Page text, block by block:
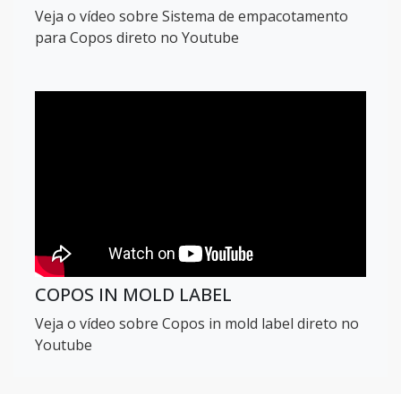
Veja o vídeo sobre Sistema de empacotamento
para Copos direto no Youtube
COPOS IN MOLD LABEL
Veja o vídeo sobre Copos in mold label direto no
Youtube